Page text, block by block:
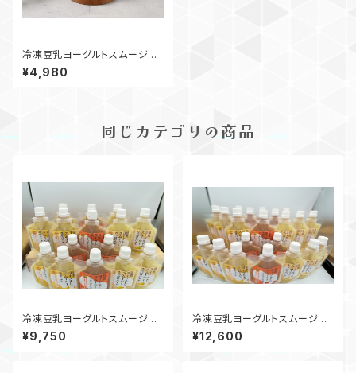
冷凍豆乳ヨーグルトスムージー
３種✗２個（計６個）
¥4,980
同じカテゴリの商品
冷凍豆乳ヨーグルトスムージー
３種✗５個（計１５個）
¥9,750
冷凍豆乳ヨーグルトスムージー
３種✗７個（計２１個）
¥12,600